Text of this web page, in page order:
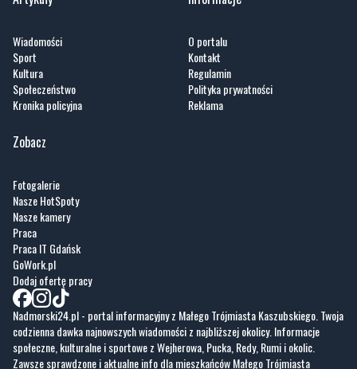
Artykuły
Wiadomości
Sport
Społeczeństwo
Informacje
O portalu
Kontakt
Zobacz
Fotogalerie
Nasze HotSpoty
Nasze kamery
Praca
Praca IT Gdańsk
GoWork.pl
Dodaj ofertę pracy